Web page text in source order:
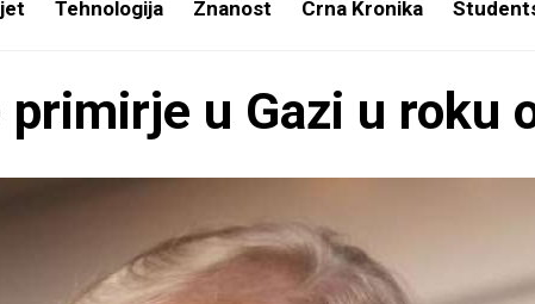
Tehnologija Znanost Crna Kronika
u Gazi u roku